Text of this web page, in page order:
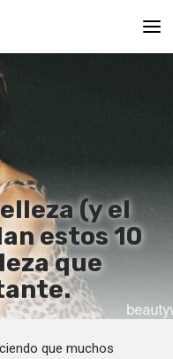
(y el
estos 10
que
que muchos